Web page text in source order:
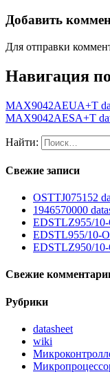
Добавить
Для отправки
Навигация
MAX9042AEUA+T
MAX9042AESA+T
Найти:
Свежие записи
OSTTJ075152
1946570000
EDSTLZ955/10-
EDSTL955/10-
EDSTLZ950/10-
Свежие
Рубрики
datasheet
wiki